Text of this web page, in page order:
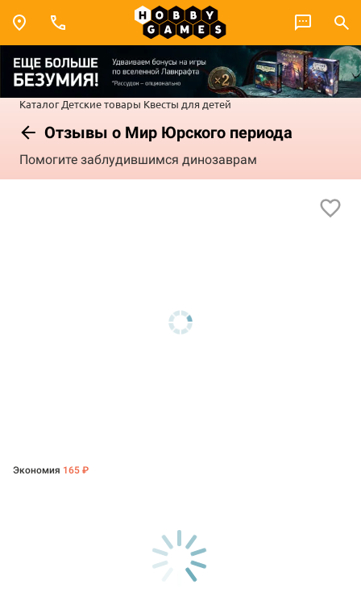
Каталог Детские товары Квесты для детей
Отзывы о Мир Юрского периода
Помогите заблудившимся динозаврам
Экономия 165 ₽